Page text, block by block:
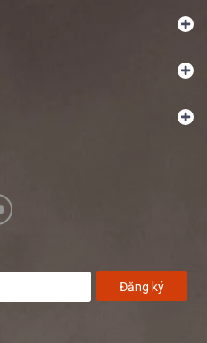
Đăng ký